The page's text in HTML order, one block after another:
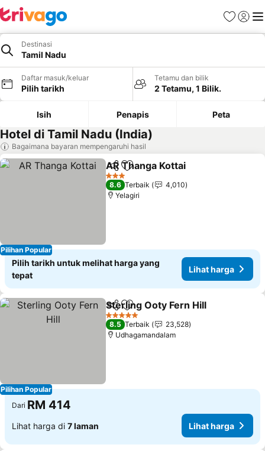
Kegemaran
Daftar
Destinasi
Tamil Nadu
Daftar masuk/keluar
Pilih tarikh
Tetamu dan bilik
2 Tetamu, 1 Bilik.
Isih Penapis Peta
Hotel di Tamil Nadu (India)
Bagaimana bayaran mempengaruhi hasil
Pilihan Popular
KongsiTambah ke favorit
AR Thanga Kottai
3 Bintang
8.6 Terbaik
4,010
Yelagiri
Pilih tarikh untuk melihat harga yang
tepat
Lihat harga
Pilihan Popular
KongsiTambah ke favorit
Sterling Ooty Fern Hill
5 Bintang
8.5 Terbaik
23,528
Udhagamandalam
Dari RM 414
Lihat harga di 7 laman Lihat harga